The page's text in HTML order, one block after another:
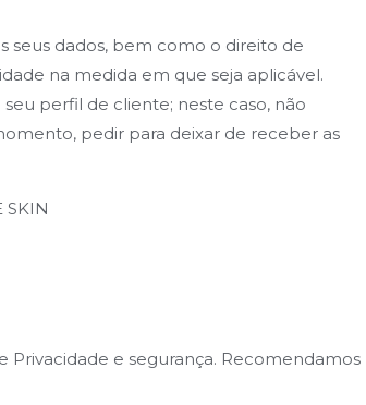
seus dados, bem como o direito de
na medida em que seja aplicável.
perfil de cliente; neste caso, não
pedir para deixar de receber as
Privacidade e segurança. Recomendamos